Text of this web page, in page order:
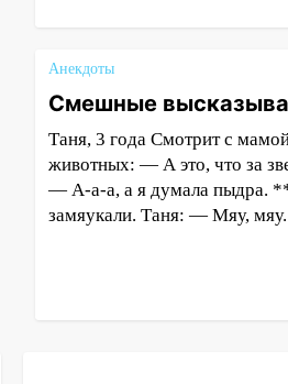
Анекдоты
Смешные
Таня, 3 года Смотрит с
животных: — А это, что за
— А-а-а, а я думала пыдра.
замяукали. Таня: — Мяу,